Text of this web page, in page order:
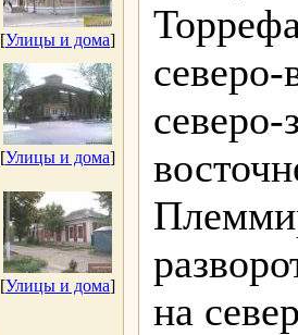
[Улицы и дома]
[Улицы и дома]
[Улицы и дома]
северо-
на